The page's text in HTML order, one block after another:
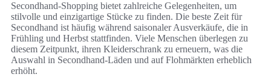
Secondhand-Shopping bietet zahlreiche Gelegenheiten, um
stilvolle und einzigartige Stücke zu finden. Die beste Zeit für
Secondhand ist häufig während saisonaler Ausverkäufe, die in
Frühling und Herbst stattfinden. Viele Menschen überlegen zu
diesem Zeitpunkt, ihren Kleiderschrank zu erneuern, was die
Auswahl in Secondhand-Läden und auf Flohmärkten erheblich
erhöht.